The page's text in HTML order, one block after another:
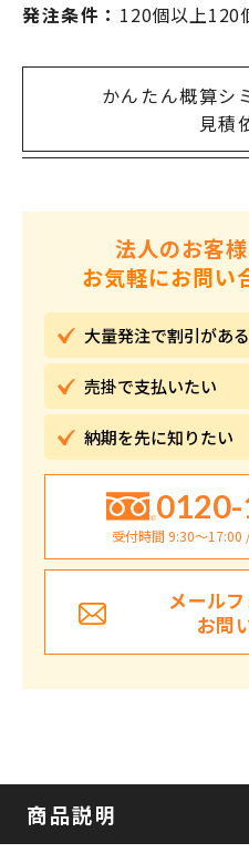
発注条件： 120個以上120
かんたん概算シ
見積
法人のお客
お気軽にお問い
大量発注で割引があ
売掛で支払いたい
納期を先に知りたい
受付時間 9:30〜17:00
メール
お問
商品説明